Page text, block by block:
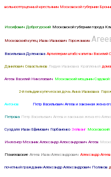
вольноотпущенный крестьянин Московской губернии
Иосифович Доброгурский Московской губернии города
Московский купец Иван Иванович Горожанкин
Васильевна Дуленкова Артиллерии штабс-капитан Василий
Данилович Севастьянов Лидия Ивановна Крапленый
Агеев Василий Николаевич Московский мещанин
2-й гильдии купеческая дочь Анна Ивановна
Антонов Петр Васильевич Агеев и законная жена
Петрова Петр Васильевич Агеев и законная жена его
Суздаля Иван Ефимович Горбаненко Зейванг Московский
Инженер-Механик Александр Александрович Агеев
Понизовские Агеев Иван Александрович Александр Агеев
почетный гражданин Александр Александрович Поляков